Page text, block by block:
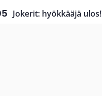
Jokerit: hyökkääjä ulos!